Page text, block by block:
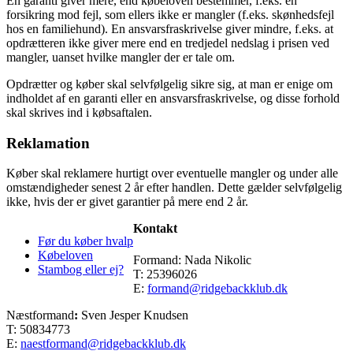
forsikring mod fejl, som ellers ikke er mangler (f.eks. skønhedsfejl
hos en familiehund). En ansvarsfraskrivelse giver mindre, f.eks. at
opdrætteren ikke giver mere end en tredjedel nedslag i prisen ved
mangler, uanset hvilke mangler der er tale om.
Opdrætter og køber skal selvfølgelig sikre sig, at man er enige om
indholdet af en garanti eller en ansvarsfraskrivelse, og disse forhold
skal skrives ind i købsaftalen.
Reklamation
Køber skal reklamere hurtigt over eventuelle mangler og under alle
omstændigheder senest 2 år efter handlen. Dette gælder selvfølgelig
ikke, hvis der er givet garantier på mere end 2 år.
Før du køber hvalp
Købeloven
Stambog eller ej?
Kontakt
Formand: Nada Nikolic
T: 25396026
E: formand@ridgebackklub.dk
Næstformand: Sven Jesper Knudsen
T: 50834773
E: naestformand@ridgebackklub.dk